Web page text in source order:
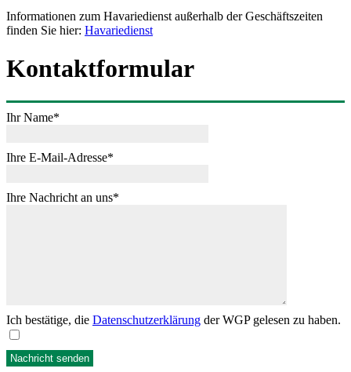
Informationen zum Havariedienst außerhalb der Geschäftszeiten
finden Sie hier: Havariedienst
Kontaktformular
Ihr Name
Ihre E-Mail-Adresse
Ihre Nachricht an uns
Ich bestätige, die Datenschutzerklärung der WGP gelesen zu haben.